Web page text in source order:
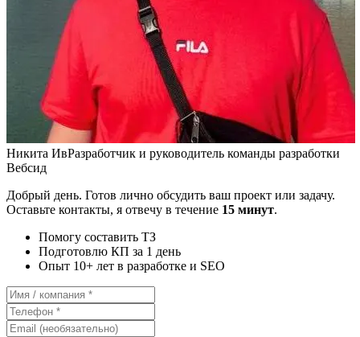
Никита ИвРазработчик и руководитель команды разработки
Вебсид
Добрый день. Готов лично обсудить ваш проект или задачу.
Оставьте контакты, я отвечу в течение 15 минут.
Помогу составить ТЗ
Подготовлю КП за 1 день
Опыт 10+ лет в разработке и SEO